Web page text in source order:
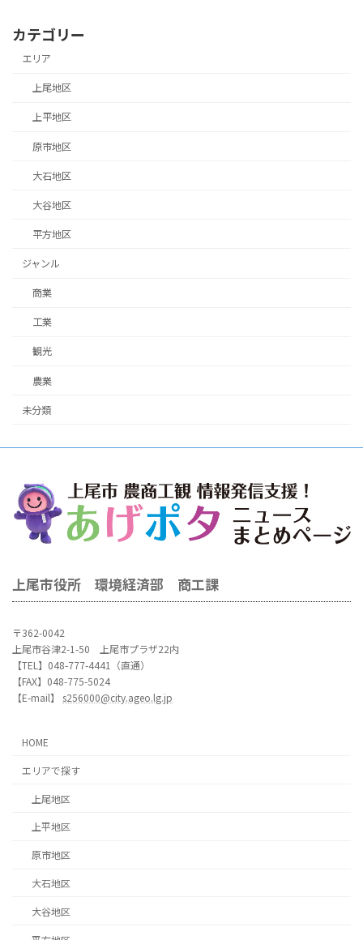
カテゴリー
エリア
上尾地区
上平地区
原市地区
大石地区
大谷地区
平方地区
ジャンル
商業
工業
観光
農業
未分類
上尾市役所 環境経済部 商工課
〒362-0042
上尾市谷津2-1-50 上尾市プラザ22内
【TEL】048-777-4441（直通）
【FAX】048-775-5024
【E-mail】 s256000@city.ageo.lg.jp
HOME
エリアで探す
上尾地区
上平地区
原市地区
大石地区
大谷地区